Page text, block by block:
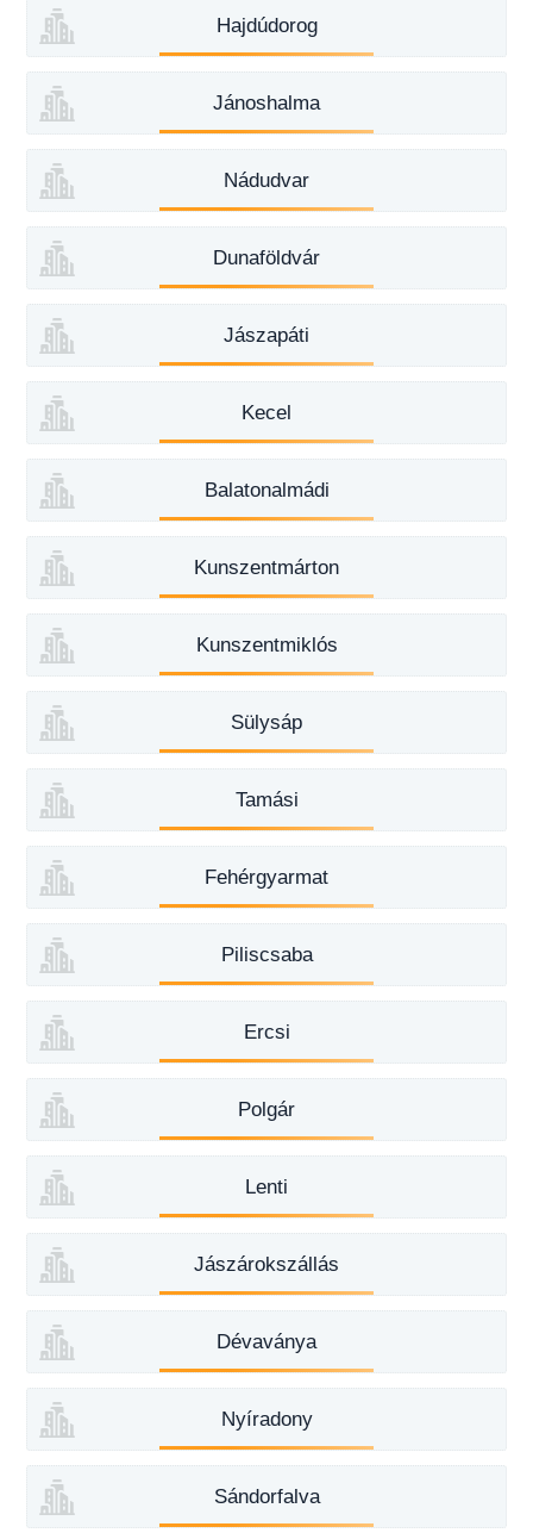
Hajdúdorog
Jánoshalma
Nádudvar
Dunaföldvár
Jászapáti
Kecel
Balatonalmádi
Kunszentmárton
Kunszentmiklós
Sülysáp
Tamási
Fehérgyarmat
Piliscsaba
Ercsi
Polgár
Lenti
Jászárokszállás
Dévaványa
Nyíradony
Sándorfalva